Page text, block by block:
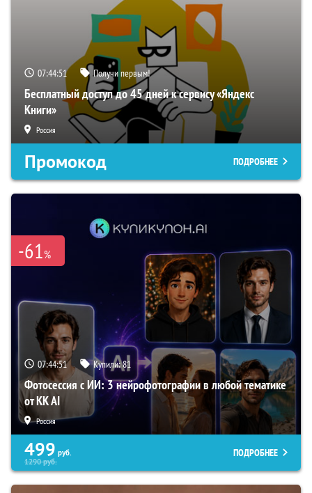
07:44:50 Получи первым!
Бесплатный доступ до 45 дней к сервису «Яндекс
Книги»
Россия
Промокод ПОДРОБНЕЕ
-61%
07:44:50 Купили:81
Фотосессия с ИИ: 3 нейрофотографии в любой тематике
от KK AI
Россия
499 руб.
1290руб.
ПОДРОБНЕЕ